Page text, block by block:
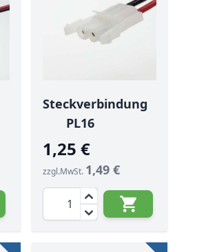
Steckverbindung
PL16
1,25 €
zzgl.MwSt. 1,49 €
Menge